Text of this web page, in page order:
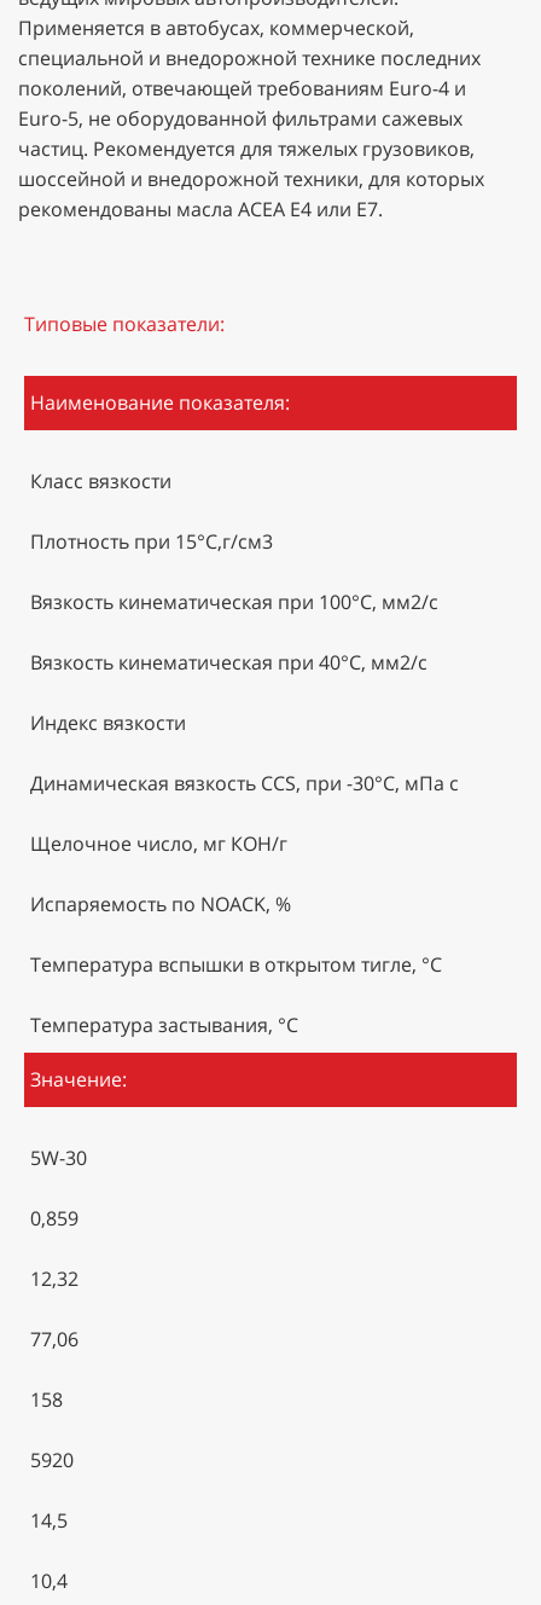
Применяется в автобусах, коммерческой,
специальной и внедорожной технике последних
поколений, отвечающей требованиям Euro-4 и
Euro-5, не оборудованной фильтрами сажевых
частиц. Рекомендуется для тяжелых грузовиков,
шоссейной и внедорожной техники, для которых
рекомендованы масла ACEA E4 или E7.
Типовые показатели:
Наименование показателя:
Класс вязкости
Плотность при 15°С,г/см3
Вязкость кинематическая при 100°С, мм2/с
Вязкость кинематическая при 40°С, мм2/с
Индекс вязкости
Динамическая вязкость ССS, при -30°С, мПа с
Щелочное число, мг КОН/г
Испаряемость по NOACK, %
Температура вспышки в открытом тигле, °С
Температура застывания, °С
Значение:
5W-30
0,859
12,32
77,06
158
5920
14,5
10,4